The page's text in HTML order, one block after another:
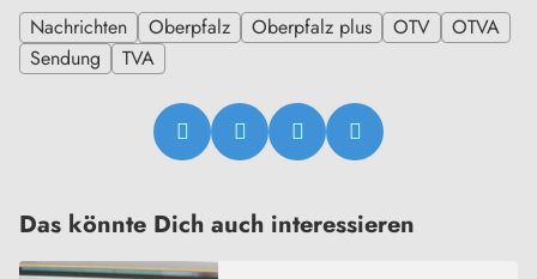
Nachrichten
Oberpfalz Oberpfalz plus OTV
OTVA
Sendung
TVA
Das könnte Dich auch interessieren